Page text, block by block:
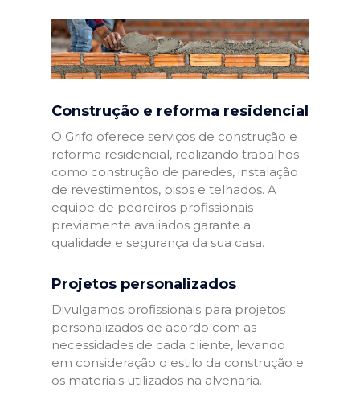
Construção e reforma residencial
O Grifo oferece serviços de construção e
reforma residencial, realizando trabalhos
como construção de paredes, instalação
de revestimentos, pisos e telhados. A
equipe de pedreiros profissionais
previamente avaliados garante a
qualidade e segurança da sua casa.
Projetos personalizados
Divulgamos profissionais para projetos
personalizados de acordo com as
necessidades de cada cliente, levando
em consideração o estilo da construção e
os materiais utilizados na alvenaria.